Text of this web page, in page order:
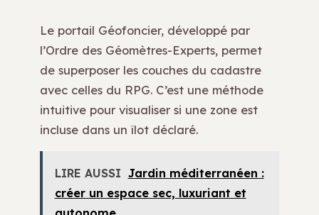
Le portail Géofoncier, développé par
l’Ordre des Géomètres-Experts, permet
de superposer les couches du cadastre
avec celles du RPG. C’est une méthode
intuitive pour visualiser si une zone est
incluse dans un îlot déclaré.
LIRE AUSSI Jardin méditerranéen :
créer un espace sec, luxuriant et